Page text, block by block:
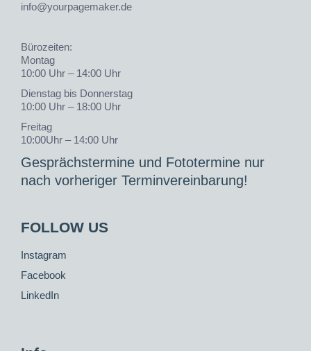
info@yourpagemaker.de
Bürozeiten:
Montag
10:00 Uhr – 14:00 Uhr
Dienstag bis Donnerstag
10:00 Uhr – 18:00 Uhr
Freitag
10:00Uhr – 14:00 Uhr
Gesprächstermine und Fototermine nur
nach vorheriger Terminvereinbarung!
FOLLOW US
Instagram
Facebook
LinkedIn